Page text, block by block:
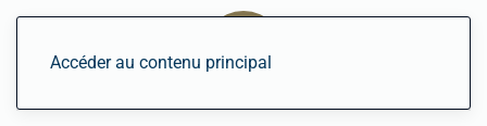
Accéder au contenu principal